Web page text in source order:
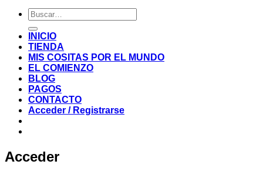
Buscar
por:
INICIO
TIENDA
MIS COSITAS POR EL MUNDO
EL COMIENZO
BLOG
PAGOS
CONTACTO
Acceder / Registrarse
Acceder